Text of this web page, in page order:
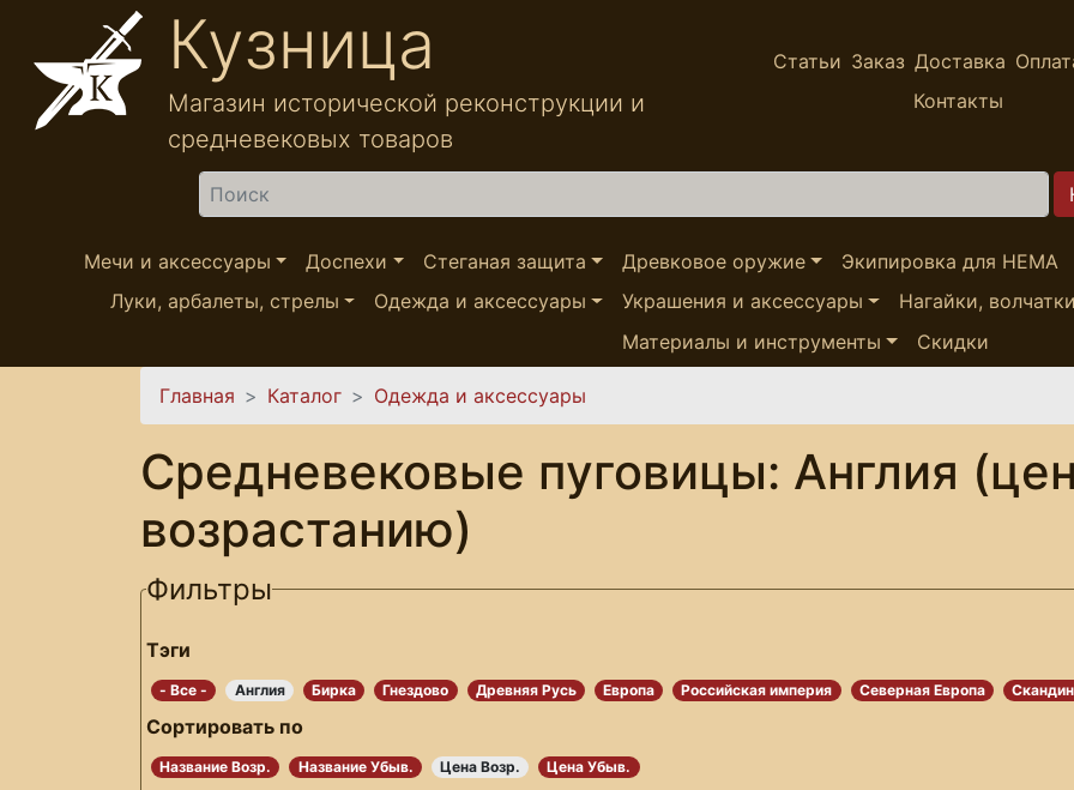
Перейти к основному содержанию
Кузница
Магазин исторической реконструкции и
средневековых товаров
Статьи Заказ Доставка
Контакты
Найти
Мечи и аксессуары Доспехи Стеганая защита Древковое оружие Экипировка для HEMA
Луки, арбалеты, стрелы
Одежда и аксессуары Украшения и аксессуары Нагайки, волчатки
Материалы и инструменты
Скидки
Вы здесь
Главная Каталог Одежда и аксессуары
Средневековые пуговицы: Англия
возрастанию)
Фильтры
Тэги
- Все - Англия Бирка Гнездово Древняя Русь Европа Российская империя Северная Европа
Сортировать по
Название Возр. Название Убыв. Цена Возр. Цена Убыв.